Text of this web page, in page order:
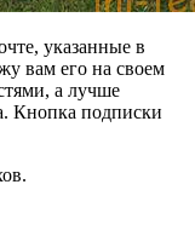
указанные в
вам его на своем
а лучше
Кнопка подписки